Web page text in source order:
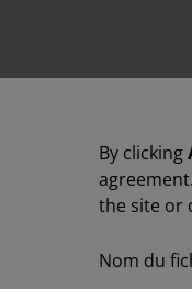
By clicking
the site or
Nom du